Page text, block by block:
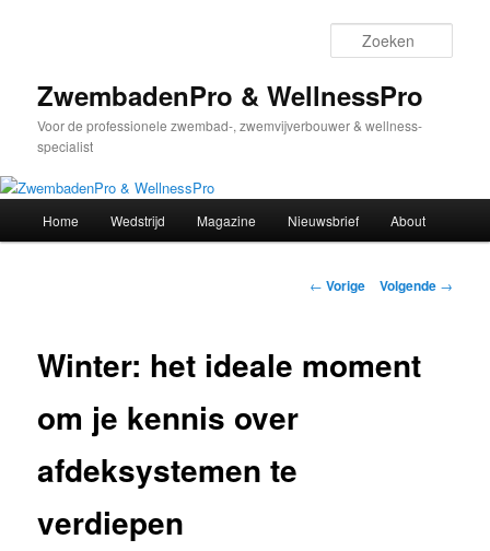
inhoudZwembadenPro & WellnessPro
Voor de professionele zwembad-, zwemvijverbouwer & wellness-
specialist
Home Wedstrijd Magazine Nieuwsbrief About
Bericht
← Vorige Volgende →
Winter: het ideale moment
om je kennis over
afdeksystemen te
verdiepen